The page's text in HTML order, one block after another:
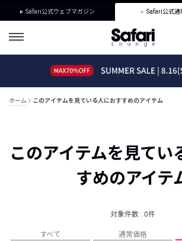
Safari公式ウェブマガジン Safari公式通
ホーム このアイテムを見ている人におすすめのアイテム
このアイテムを見てい
すめのアイテ
対象件数 : 0件
すべて 通常価格